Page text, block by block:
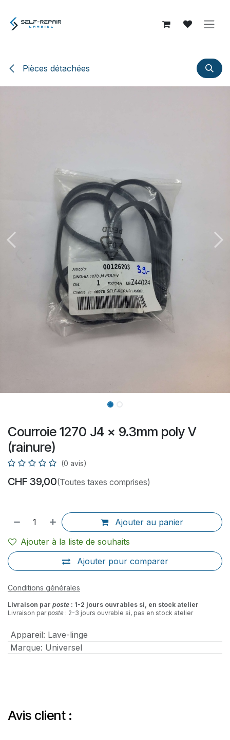
Pièces détachées
Courroie 1270 J4 x 9.3mm poly V
(rainure)
(0 avis)
CHF 39,00(Toutes taxes comprises)
Ajouter au panier
Ajouter pour comparer
Ajouter à la liste de souhaits
Conditions générales
Livraison par poste : 1-2 jours ouvrables si, en stock atelier
Livraison parposte : 2-3 jours ouvrable si, pas en stock atelier
Appareil: Lave-linge
Marque: Universel
Avis client :